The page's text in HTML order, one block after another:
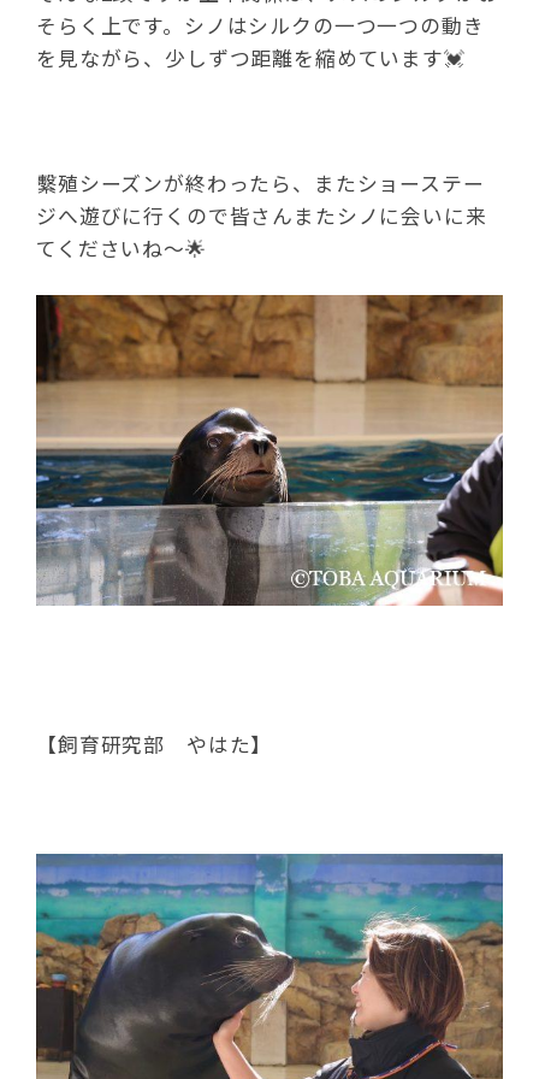
そらく上です。シノはシルクの一つ一つの動き
を見ながら、少しずつ距離を縮めています💓
繫殖シーズンが終わったら、またショーステー
ジへ遊びに行くので皆さんまたシノに会いに来
てくださいね～🌟
【飼育研究部 やはた】